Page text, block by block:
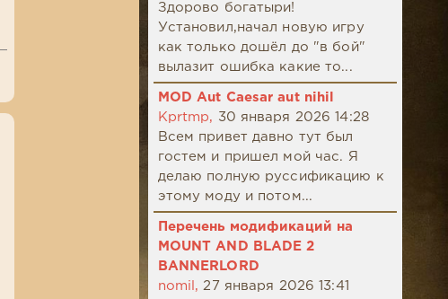
Здорово богатыри!
Установил,начал новую игру
как только дошёл до "в бой"
вылазит ошибка какие то...
MOD Aut Caesar aut nihil
Kprtmp,
30 января 2026 14:28
Всем привет давно тут был
гостем и пришел мой час. Я
делаю полную руссификацию к
этому моду и потом...
Перечень модификаций на
MOUNT AND BLADE 2
BANNERLORD
nomil, 27 января 2026 13:41